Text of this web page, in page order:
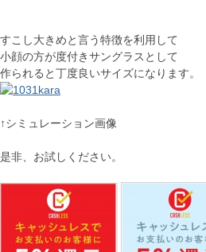
すこし大きめと言う特徴を利用して
小顔の方が度付きサングラスとして
作られると丁度良いサイズになります。
↑シミュレーション画像
是非、お試しください。